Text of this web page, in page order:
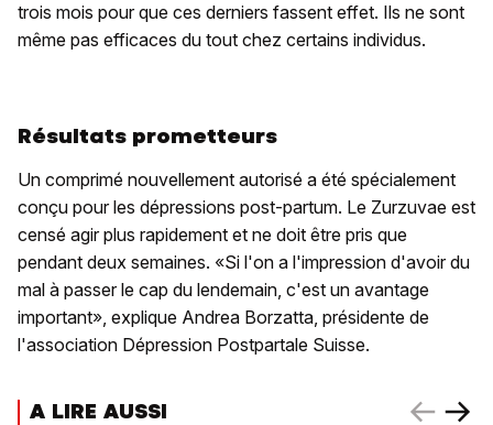
trois mois pour que ces derniers fassent effet. Ils ne sont
même pas efficaces du tout chez certains individus.
Résultats prometteurs
Un comprimé nouvellement autorisé a été spécialement
conçu pour les dépressions post-partum. Le Zurzuvae est
censé agir plus rapidement et ne doit être pris que
pendant deux semaines. «Si l'on a l'impression d'avoir du
mal à passer le cap du lendemain, c'est un avantage
important», explique Andrea Borzatta, présidente de
l'association Dépression Postpartale Suisse.
A LIRE AUSSI